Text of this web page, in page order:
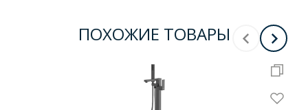
ПОХОЖИЕ ТОВАРЫ